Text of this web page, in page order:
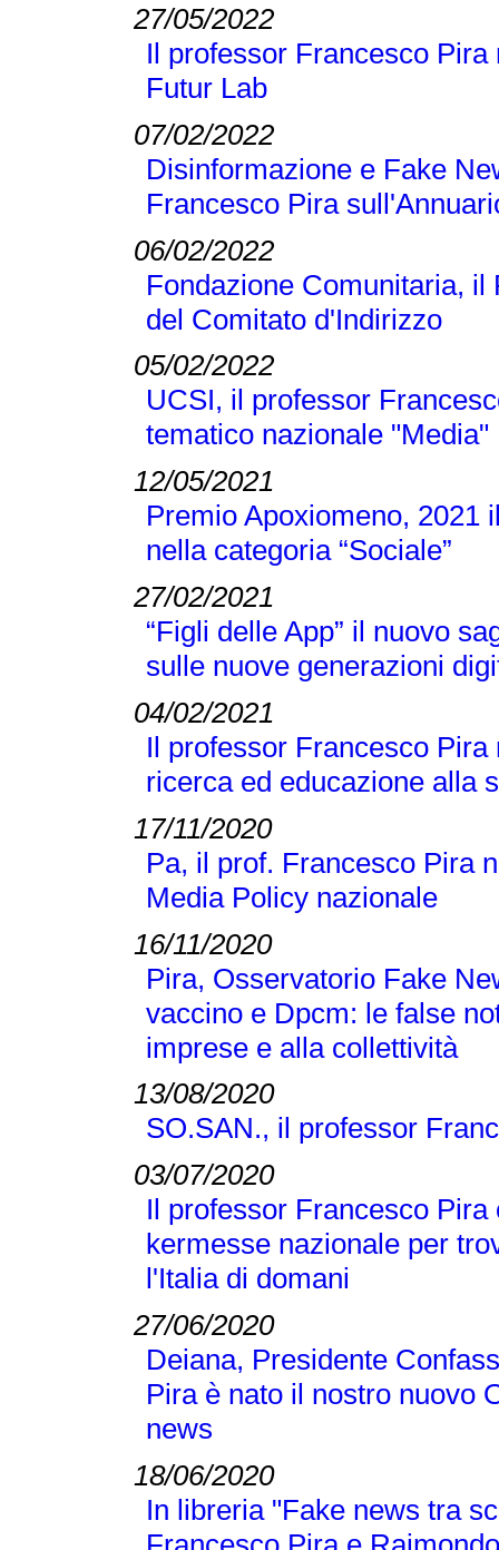
27/05/2022
Il professor Francesco
Futur Lab
07/02/2022
Disinformazione e Fake
Francesco Pira
06/02/2022
Fondazione Comunitaria,
del Comitato d'Indirizzo
05/02/2022
UCSI, il professor
tematico nazionale "Media"
12/05/2021
Premio Apoxiomeno, 2021
nella categoria “Sociale”
27/02/2021
“Figli delle App” il nuovo
sulle nuove generazioni
04/02/2021
Il professor Francesco
ricerca ed educazione alla
17/11/2020
Pa, il prof. Francesco Pira
Media Policy nazionale
16/11/2020
Pira, Osservatorio Fake
vaccino e Dpcm: le false
imprese e alla collettività
13/08/2020
SO.SAN., il professor
03/07/2020
Il professor Francesco
kermesse nazionale per
l'Italia di domani
27/06/2020
Deiana, Presidente
Pira è nato il nostro nuovo
news
18/06/2020
In libreria "Fake news tra